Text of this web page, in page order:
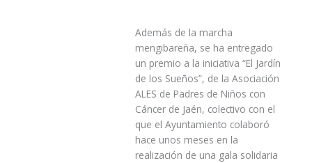
Además de la marcha
mengibareña, se ha entregado
un premio a la iniciativa “El Jardín
de los Sueños”, de la Asociación
ALES de Padres de Niños con
Cáncer de Jaén, colectivo con el
que el Ayuntamiento colaboró
hace unos meses en la
realización de una gala solidaria